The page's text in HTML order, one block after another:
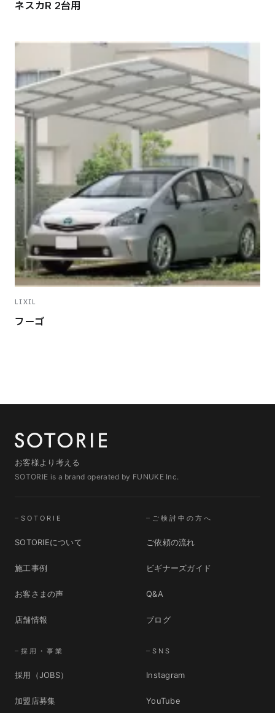
ネスカR 2台用
LIXIL
フーゴ
お客様より考える
SOTORIE is a brand operated by FUNUKE Inc.
SOTORIE
SOTORIEについて
施工事例
お客さまの声
店舗情報
ご検討中の方へ
ご依頼の流れ
ビギナーズガイド
Q&A
ブログ
採用・事業
採用（JOBS）
加盟店募集
SNS
Instagram
YouTube